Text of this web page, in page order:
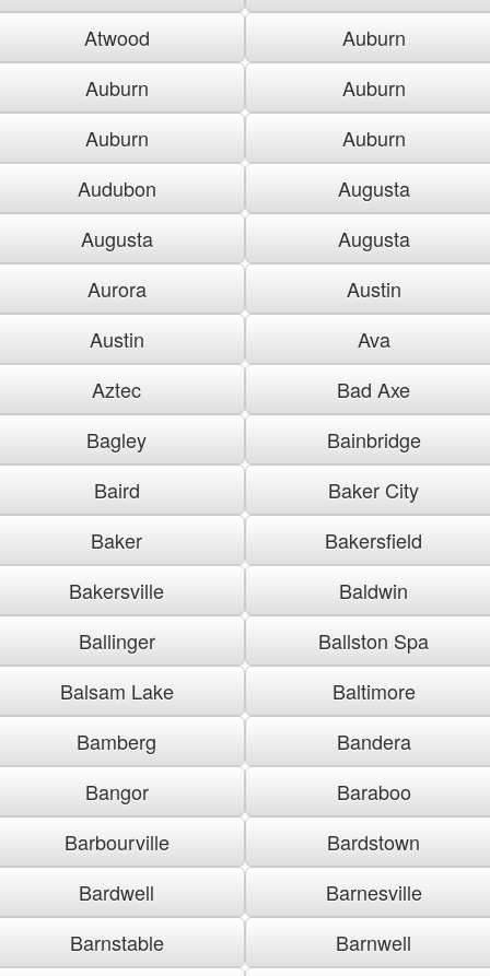
Atwood
Auburn
Auburn
Auburn
Auburn
Auburn
Audubon
Augusta
Augusta
Augusta
Aurora
Austin
Austin
Ava
Aztec
Bad Axe
Bagley
Bainbridge
Baird
Baker City
Baker
Bakersfield
Bakersville
Baldwin
Ballinger
Ballston Spa
Balsam Lake
Baltimore
Bamberg
Bandera
Bangor
Baraboo
Barbourville
Bardstown
Bardwell
Barnesville
Barnstable
Barnwell